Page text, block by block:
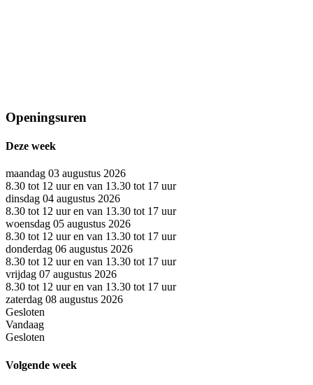
Openingsuren
Deze week
maandag 03 augustus 2026
8.30 tot 12 uur en van 13.30 tot 17 uur
dinsdag 04 augustus 2026
8.30 tot 12 uur en van 13.30 tot 17 uur
woensdag 05 augustus 2026
8.30 tot 12 uur en van 13.30 tot 17 uur
donderdag 06 augustus 2026
8.30 tot 12 uur en van 13.30 tot 17 uur
vrijdag 07 augustus 2026
8.30 tot 12 uur en van 13.30 tot 17 uur
zaterdag 08 augustus 2026
Gesloten
Vandaag
Gesloten
Volgende week